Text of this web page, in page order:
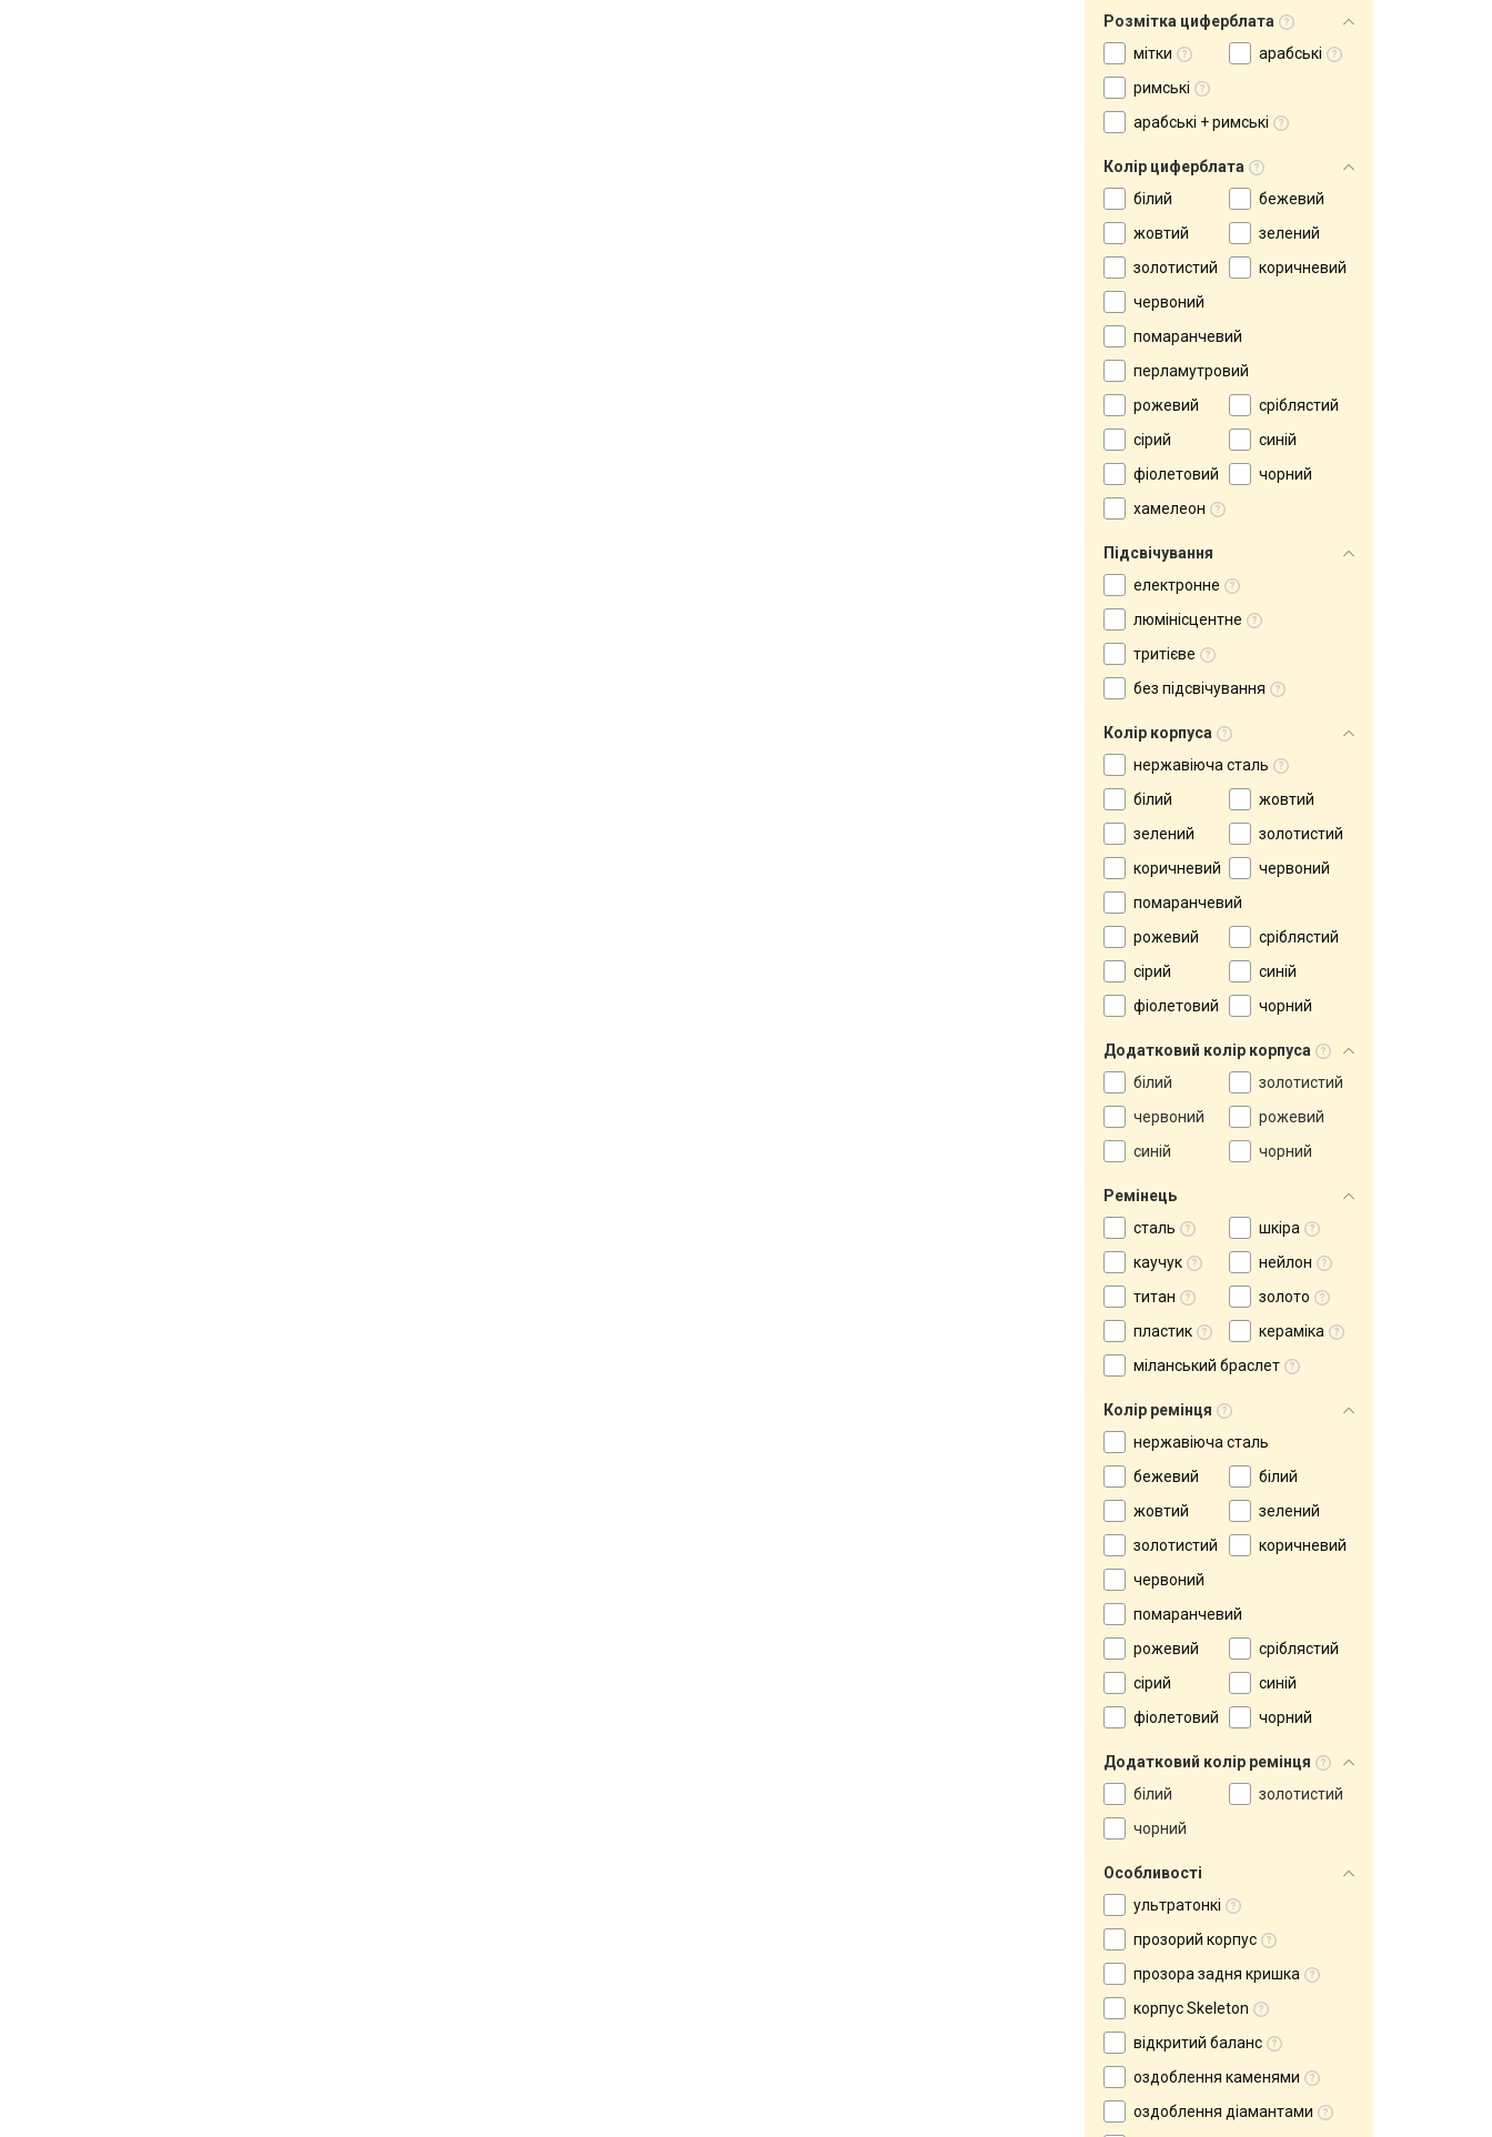
Розмітка циферблата
мітки
арабські
римські
арабські + римські
Колір циферблата
білий
бежевий
жовтий
зелений
золотистий
коричневий
червоний
помаранчевий
перламутровий
рожевий
сріблястий
сірий
синій
фіолетовий
чорний
хамелеон
Підсвічування
електронне
люмінісцентне
тритієве
без підсвічування
Колір корпуса
нержавіюча сталь
білий
жовтий
зелений
золотистий
коричневий
червоний
помаранчевий
рожевий
сріблястий
сірий
синій
фіолетовий
чорний
Додатковий колір корпуса
білий
золотистий
червоний
рожевий
синій
чорний
Ремінець
сталь
шкіра
каучук
нейлон
титан
золото
пластик
кераміка
міланський браслет
Колір ремінця
нержавіюча сталь
бежевий
білий
жовтий
зелений
золотистий
коричневий
червоний
помаранчевий
рожевий
сріблястий
сірий
синій
фіолетовий
чорний
Додатковий колір ремінця
білий
золотистий
чорний
Особливості
ультратонкі
прозорий корпус
прозора задня кришка
корпус Skeleton
відкритий баланс
оздоблення каменями
оздоблення діамантами